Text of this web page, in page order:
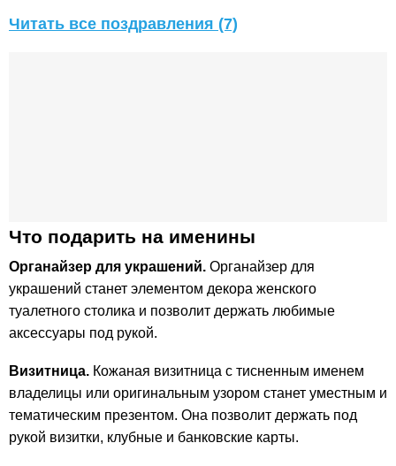
Читать все поздравления (7)
Что подарить на именины
Органайзер для украшений. Органайзер для
украшений станет элементом декора женского
туалетного столика и позволит держать любимые
аксессуары под рукой.
Визитница. Кожаная визитница с тисненным именем
владелицы или оригинальным узором станет уместным и
тематическим презентом. Она позволит держать под
рукой визитки, клубные и банковские карты.